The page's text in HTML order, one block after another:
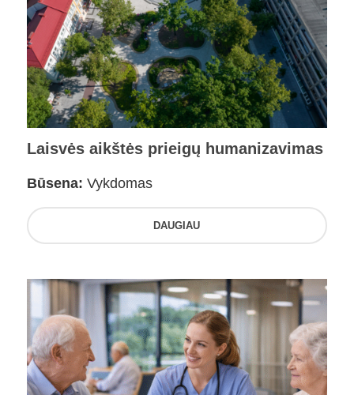
Laisvės aikštės prieigų humanizavimas
Būsena: Vykdomas
DAUGIAU